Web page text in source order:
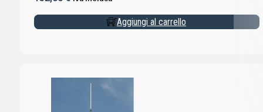
Aggiungi al carrello